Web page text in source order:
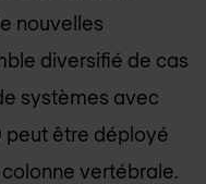
nouvelles
diversifié de cas
systèmes avec
peut être déployé
vertébrale.